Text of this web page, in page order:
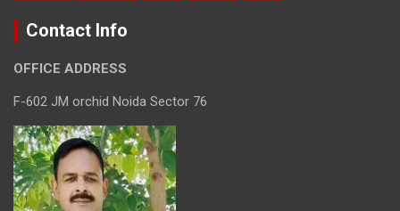
Contact Info
OFFICE ADDRESS
F-602 JM orchid Noida Sector 76